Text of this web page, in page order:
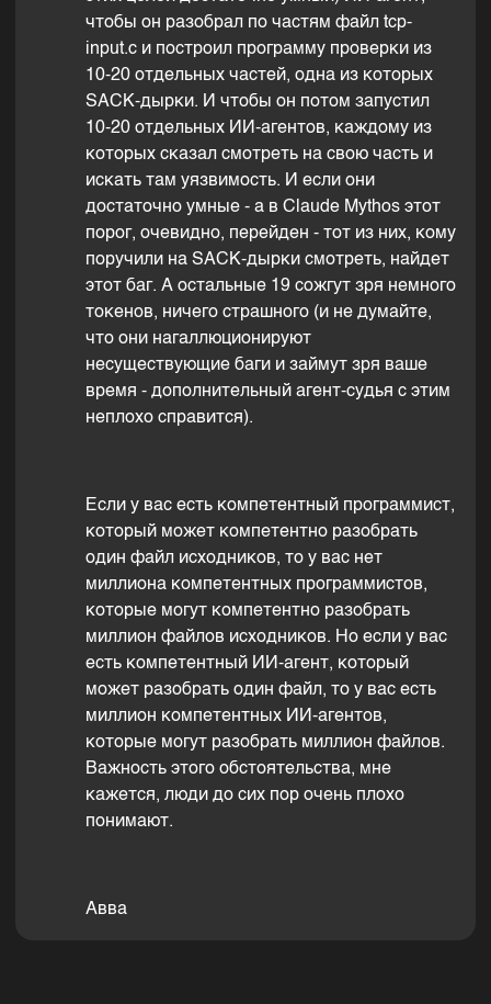
чтобы он разобрал по частям файл tcp-
input.c и построил программу проверки из
10-20 отдельных частей, одна из которых
SACK-дырки. И чтобы он потом запустил
10-20 отдельных ИИ-агентов, каждому из
которых сказал смотреть на свою часть и
искать там уязвимость. И если они
достаточно умные - а в Claude Mythos этот
порог, очевидно, перейден - тот из них, кому
поручили на SACK-дырки смотреть, найдет
этот баг. А остальные 19 сожгут зря немного
токенов, ничего страшного (и не думайте,
что они нагаллюционируют
несуществующие баги и займут зря ваше
время - дополнительный агент-судья с этим
неплохо справится).
Если у вас есть компетентный программист,
который может компетентно разобрать
один файл исходников, то у вас нет
миллиона компетентных программистов,
которые могут компетентно разобрать
миллион файлов исходников. Но если у вас
есть компетентный ИИ-агент, который
может разобрать один файл, то у вас есть
миллион компетентных ИИ-агентов,
которые могут разобрать миллион файлов.
Важность этого обстоятельства, мне
кажется, люди до сих пор очень плохо
понимают.
Авва